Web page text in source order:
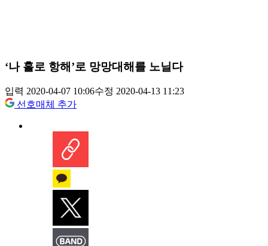
‘나 홀로 항해’로 망망대해를 노닐다
입력 2020-04-07 10:06수정 2020-04-13 11:23
선호매체 추가